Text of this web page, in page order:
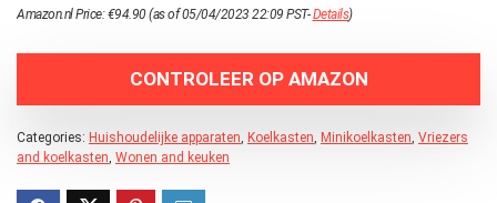
Amazon.nl Price:€94.90(as of 05/04/2023 22:09 PST-Details)
CONTROLEER OP AMAZON
Categories: Huishoudelijke apparaten Koelkasten Minikoelkasten Vriezers
and koelkasten Wonen and keuken